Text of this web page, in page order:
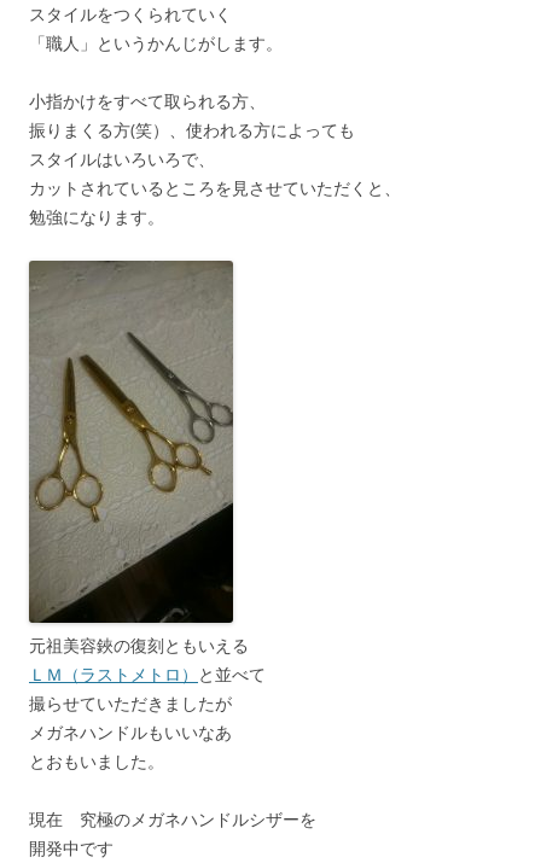
スタイルをつくられていく
「職人」というかんじがします。
小指かけをすべて取られる方、
振りまくる方(笑）、使われる方によっても
スタイルはいろいろで、
カットされているところを見させていただくと、
勉強になります。
元祖美容鋏の復刻ともいえる
ＬＭ（ラストメトロ） と並べて
撮らせていただきましたが
メガネハンドルもいいなあ
とおもいました。
現在 究極のメガネハンドルシザーを
開発中です